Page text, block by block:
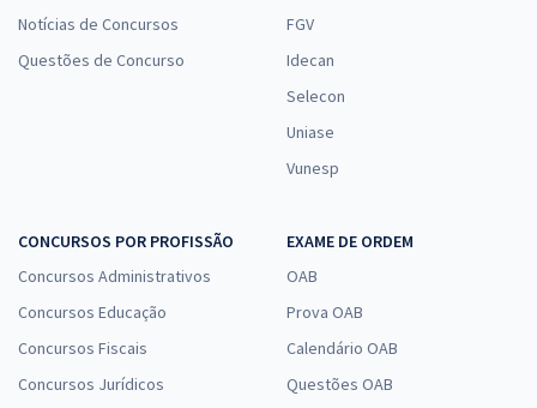
Notícias de Concursos
Questões de Concurso
FGV
Idecan
Selecon
Uniase
Vunesp
CONCURSOS POR PROFISSÃO
Concursos Administrativos
Concursos Educação
Concursos Fiscais
Concursos Jurídicos
EXAME DE ORDEM
OAB
Prova OAB
Calendário OAB
Questões OAB